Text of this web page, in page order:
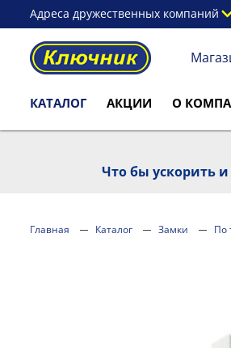
Адреса дружественных компаний
КАТАЛОГ АКЦИИ О
Что бы ускорить
Главная Каталог Замки По